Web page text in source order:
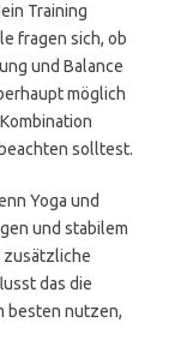
Training
fragen sich, ob
und Balance
möglich
solltest.
Yoga und
und stabilem
zusätzliche
das die
besten nutzen,